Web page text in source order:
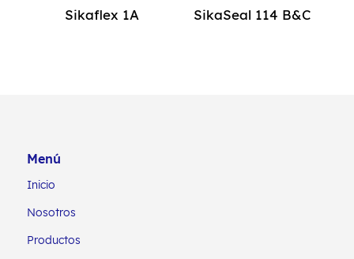
Sikaflex 1A SikaSeal 114 B&C
Menú
Inicio
Nosotros
Productos